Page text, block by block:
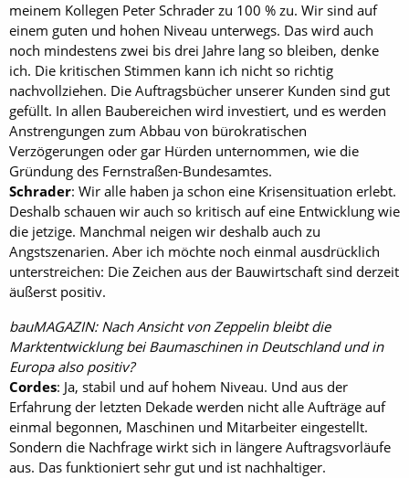
meinem Kollegen Peter Schrader zu 100 % zu. Wir sind auf
einem guten und hohen Niveau unterwegs. Das wird auch
noch mindestens zwei bis drei Jahre lang so bleiben, denke
ich. Die kritischen Stimmen kann ich nicht so richtig
nachvollziehen. Die Auftragsbücher unserer Kunden sind gut
gefüllt. In allen Baubereichen wird investiert, und es werden
Anstrengungen zum Abbau von bürokratischen
Verzögerungen oder gar Hürden unternommen, wie die
Gründung des Fernstraßen-Bundesamtes.
Schrader: Wir alle haben ja schon eine Krisensituation erlebt.
Deshalb schauen wir auch so kritisch auf eine Entwicklung wie
die jetzige. Manchmal neigen wir deshalb auch zu
Angstszenarien. Aber ich möchte noch einmal ausdrücklich
unterstreichen: Die Zeichen aus der Bauwirtschaft sind derzeit
äußerst positiv.
bauMAGAZIN: Nach Ansicht von Zeppelin bleibt die
Marktentwicklung bei Baumaschinen in Deutschland und in
Europa also positiv?
Cordes: Ja, stabil und auf hohem Niveau. Und aus der
Erfahrung der letzten Dekade werden nicht alle Aufträge auf
einmal begonnen, Maschinen und Mitarbeiter eingestellt.
Sondern die Nachfrage wirkt sich in längere Auftragsvorläufe
aus. Das funktioniert sehr gut und ist nachhaltiger.